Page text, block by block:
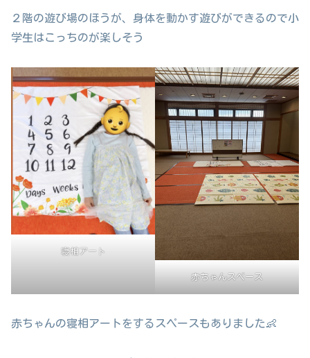
２階の遊び場のほうが、身体を動かす遊びができるので小
学生はこっちのが楽しそう
寝相アート
赤ちゃんスペース
赤ちゃんの寝相アートをするスペースもありました👶